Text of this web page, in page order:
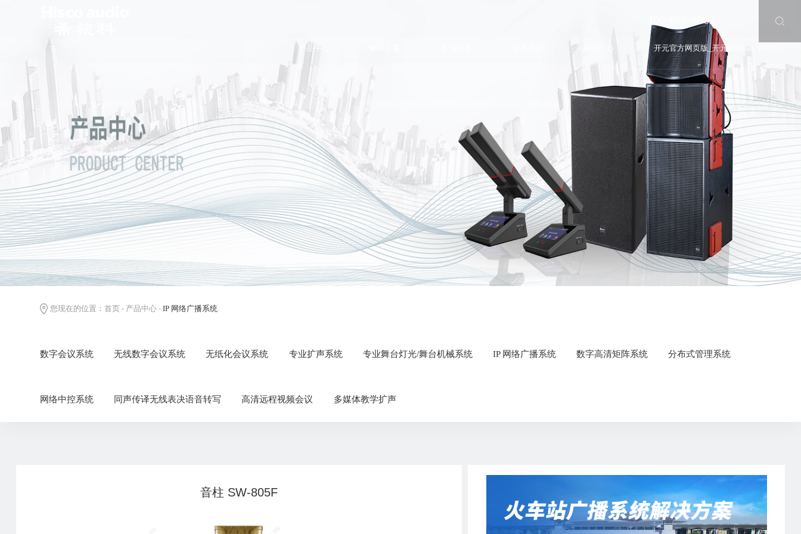
400-608-6662
产品中心 开元官方网页版_开元kaiyuan（中国）
您现在的位置： 首页- 产品中心- IP 网络广播系统
数字会议系统 无线数字会议系统 无纸化会议系统 专业扩声系统 专业舞台灯光/舞台机械系统 IP 网络广播系统 数字高清矩阵系统 分布式管理系统
网络中控系统 同声传译无线表决语音转写 高清远程视频会议 多媒体教学扩声
音柱 SW-805F